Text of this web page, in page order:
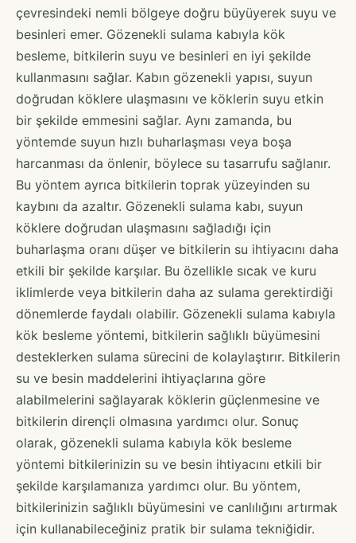
çevresindeki nemli bölgeye doğru büyüyerek suyu ve
besinleri emer. Gözenekli sulama kabıyla kök
besleme, bitkilerin suyu ve besinleri en iyi şekilde
kullanmasını sağlar. Kabın gözenekli yapısı, suyun
doğrudan köklere ulaşmasını ve köklerin suyu etkin
bir şekilde emmesini sağlar. Aynı zamanda, bu
yöntemde suyun hızlı buharlaşması veya boşa
harcanması da önlenir, böylece su tasarrufu sağlanır.
Bu yöntem ayrıca bitkilerin toprak yüzeyinden su
kaybını da azaltır. Gözenekli sulama kabı, suyun
köklere doğrudan ulaşmasını sağladığı için
buharlaşma oranı düşer ve bitkilerin su ihtiyacını daha
etkili bir şekilde karşılar. Bu özellikle sıcak ve kuru
iklimlerde veya bitkilerin daha az sulama gerektirdiği
dönemlerde faydalı olabilir. Gözenekli sulama kabıyla
kök besleme yöntemi, bitkilerin sağlıklı büyümesini
desteklerken sulama sürecini de kolaylaştırır. Bitkilerin
su ve besin maddelerini ihtiyaçlarına göre
alabilmelerini sağlayarak köklerin güçlenmesine ve
bitkilerin dirençli olmasına yardımcı olur. Sonuç
olarak, gözenekli sulama kabıyla kök besleme
yöntemi bitkilerinizin su ve besin ihtiyacını etkili bir
şekilde karşılamanıza yardımcı olur. Bu yöntem,
bitkilerinizin sağlıklı büyümesini ve canlılığını artırmak
için kullanabileceğiniz pratik bir sulama tekniğidir.